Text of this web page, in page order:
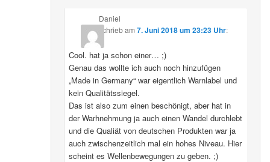
Daniel
schriebam 7. Juni 2018 um 23:23 Uhr:
Cool. hat ja schon einer… ;)
Genau das wollte ich auch noch hinzufügen
„Made in Germany“ war eigentlich Warnlabel und
kein Qualitätssiegel.
Das ist also zum einen beschönigt, aber hat in
der Warhnehmung ja auch einen Wandel durchlebt
und die Qualiät von deutschen Produkten war ja
auch zwischenzeitlich mal ein hohes Niveau. Hier
scheint es Wellenbewegungen zu geben. ;)